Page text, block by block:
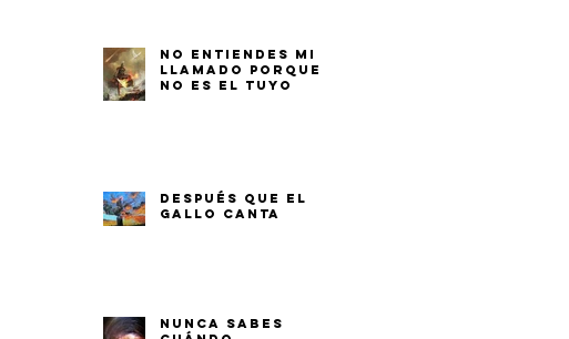
NO ENTIENDES MI
LLAMADO PORQUE
NO ES EL TUYO
DESPUÉS QUE EL
GALLO CANTA
NUNCA SABES